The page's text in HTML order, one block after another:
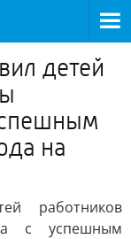
детей
на
работников
с успешным